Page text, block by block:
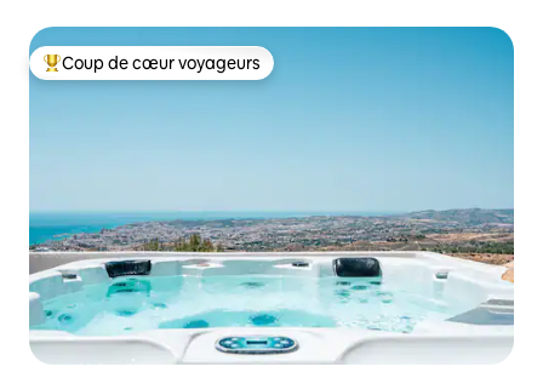
Coups de cœur voyageurs les plus appréciés
Coup de cœur voyageurs